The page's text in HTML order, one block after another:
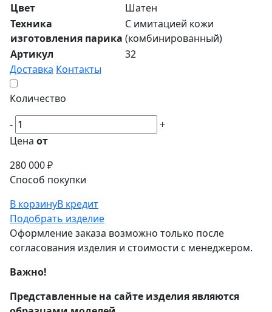
Цвет
Шатен
Техника
изготовления парика
С имитацией кожи
(комбинированный)
Артикул
32
Доставка Контакты
Количество
-
+
Цена от
280 000 ₽
Способ покупки
В корзинуВ кредит
Подобрать изделие
Оформление заказа возможно только после
согласования изделия и стоимости с менеджером.
Важно!
Представленные на сайте изделия являются